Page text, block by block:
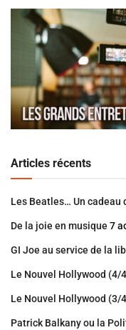
Articles récents
Les Beatles… Un cadeau
De la joie en musique 7
GI Joe au service de la
Le Nouvel Hollywood (4/
Le Nouvel Hollywood (3/
Patrick Balkany ou la